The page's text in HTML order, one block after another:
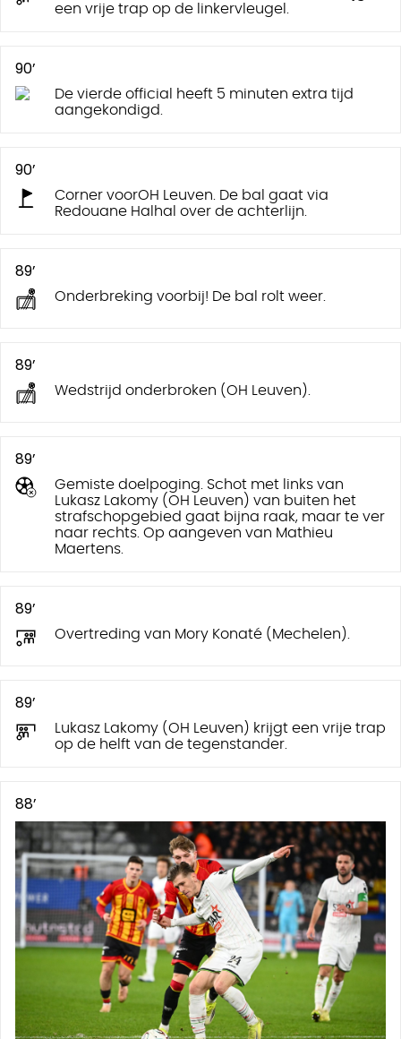
een vrije trap op de linkervleugel.
90’
De vierde official heeft 5 minuten extra tijd
aangekondigd.
90’
Corner voorOH Leuven. De bal gaat via
Redouane Halhal over de achterlijn.
89’
Onderbreking voorbij! De bal rolt weer.
89’
Wedstrijd onderbroken (OH Leuven).
89’
Gemiste doelpoging. Schot met links van
Lukasz Lakomy (OH Leuven) van buiten het
strafschopgebied gaat bijna raak, maar te ver
naar rechts. Op aangeven van Mathieu
Maertens.
89’
Overtreding van Mory Konaté (Mechelen).
89’
Lukasz Lakomy (OH Leuven) krijgt een vrije trap
op de helft van de tegenstander.
88’